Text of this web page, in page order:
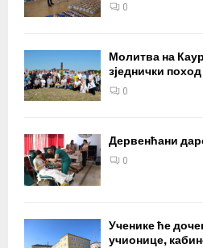
0
Молитва на
зједнички
0
Дервенћани
0
Ученике ће
учионице,